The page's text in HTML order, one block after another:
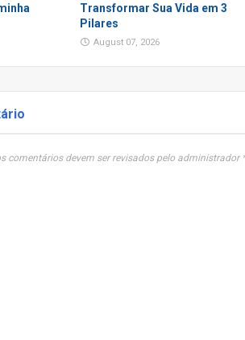
Transformar Sua Vida em 3
Pilares
August 07, 2026
comentários devem ser revisados pelo administrador *